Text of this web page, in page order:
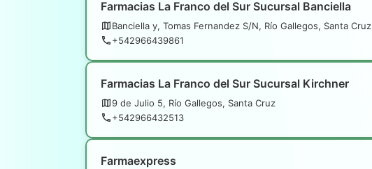
Farmacias La Franco del Sur Sucursal Banciella
Banciella y, Tomas Fernandez S/N, Río Gallegos, Santa Cruz
+542966439861
Farmacias La Franco del Sur Sucursal Kirchner
9 de Julio 5, Río Gallegos, Santa Cruz
+542966432513
Farmaexpress